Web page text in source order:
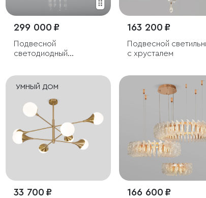
299 000 ₽
Подвесной
светодиодный
163 200 ₽
Подвесной
с хрусталем
УМНЫЙ ДОМ
33 700 ₽ 166 600 ₽